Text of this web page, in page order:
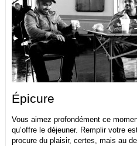
Épicure
Vous aimez profondément ce
qu’offre le déjeuner. Remplir votre
procure du plaisir, certes, mais au